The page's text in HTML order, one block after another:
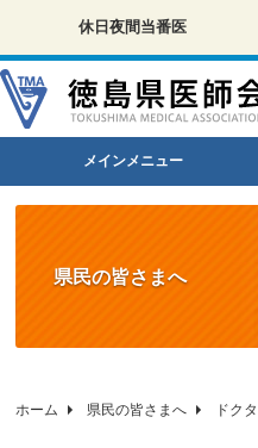
休日夜間当番医
メインメニュー
県民の皆さまへ
ホーム 県民の皆さまへ ドク